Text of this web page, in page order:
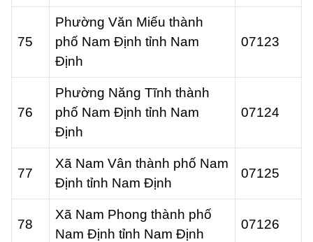
75
Phường Văn Miếu thành
phố Nam Định tỉnh Nam
Định
07123
76
Phường Năng Tĩnh thành
phố Nam Định tỉnh Nam
Định
07124
77
Xã Nam Vân thành phố Nam
Định tỉnh Nam Định
07125
78
Xã Nam Phong thành phố
Nam Định tỉnh Nam Định
07126